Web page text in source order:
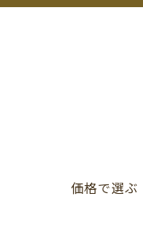
価格で選ぶ